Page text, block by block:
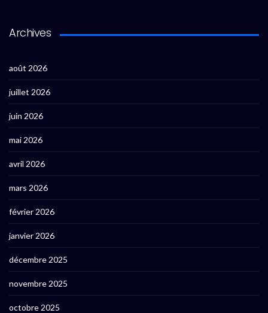
Archives
août 2026
juillet 2026
juin 2026
mai 2026
avril 2026
mars 2026
février 2026
janvier 2026
décembre 2025
novembre 2025
octobre 2025